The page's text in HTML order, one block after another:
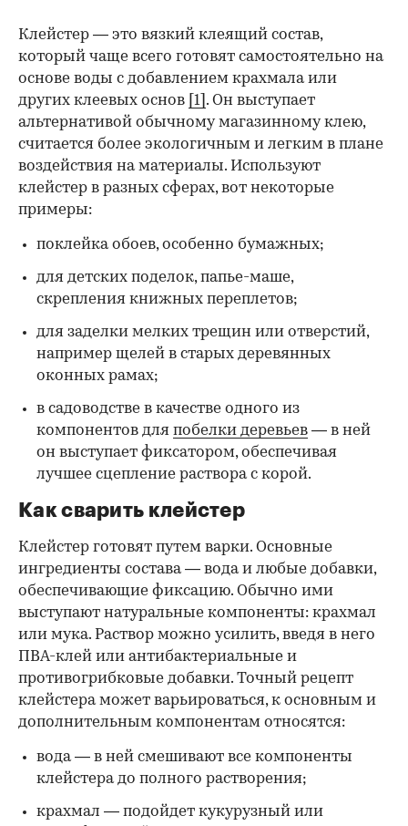
00:00 / 00:00
Клейстер — это вязкий клеящий состав,
который чаще всего готовят самостоятельно на
основе воды с добавлением крахмала или
других клеевых основ [1] . Он выступает
альтернативой обычному магазинному клею,
считается более экологичным и легким в плане
воздействия на материалы. Используют
клейстер в разных сферах, вот некоторые
примеры:
поклейка обоев, особенно бумажных;
для детских поделок, папье-маше,
скрепления книжных переплетов;
для заделки мелких трещин или отверстий,
например щелей в старых деревянных
оконных рамах;
в садоводстве в качестве одного из
компонентов для побелки деревьев — в ней
он выступает фиксатором, обеспечивая
лучшее сцепление раствора с корой.
Как сварить клейстер
Клейстер готовят путем варки. Основные
ингредиенты состава — вода и любые добавки,
обеспечивающие фиксацию. Обычно ими
выступают натуральные компоненты: крахмал
или мука. Раствор можно усилить, введя в него
ПВА-клей или антибактериальные и
противогрибковые добавки. Точный рецепт
клейстера может варьироваться, к основным и
дополнительным компонентам относятся:
вода — в ней смешивают все компоненты
клейстера до полного растворения;
крахмал — подойдет кукурузный или